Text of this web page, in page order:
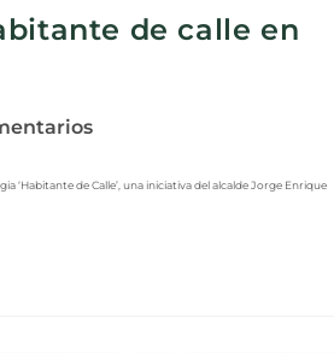
de calle en
‘Habitante de Calle’, una iniciativa del alcalde Jorge Enrique